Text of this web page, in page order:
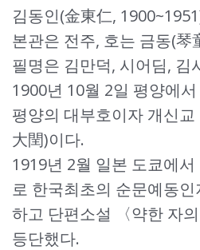
김동인(金東仁,
본관은 전주, 호는 금동(琴
필명은 김만덕, 시어딤, 김
1900년 10월 2일 평양에
평양의 대부호이자 개신
大閏)이다.
1919년 2월 일본 도쿄에
로 한국최초의 순문예동
하고 단편소설 〈약한 자
등단했다.